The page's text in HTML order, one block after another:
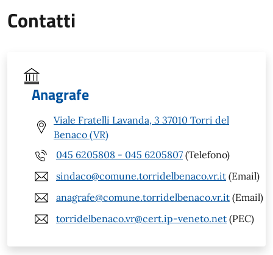
Contatti
Anagrafe
Viale Fratelli Lavanda, 3 37010 Torri del
Benaco (VR)
045 6205808 - 045 6205807 (Telefono)
sindaco@comune.torridelbenaco.vr.it (Email)
anagrafe@comune.torridelbenaco.vr.it (Email)
torridelbenaco.vr@cert.ip-veneto.net (PEC)